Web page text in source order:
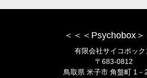
＜＜＜Psychobox＞
有限会社サイコボック
〒683-0812
鳥取県 米子市 角盤町 1－